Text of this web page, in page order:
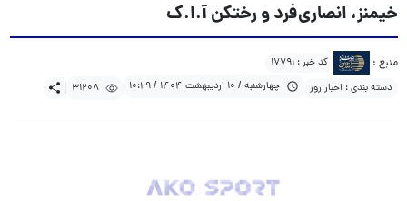
خیمنز، انصاری‌فرد و رختکن آ.ا.ک
منبع :
کد خبر : 17791
دسته بندی : اخبار روز
چهارشنبه / 10 اردیبهشت 1404 / 10:29 31208